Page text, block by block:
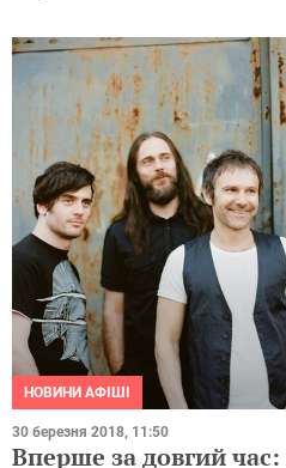
НОВИНИ АФІШІ
Вперше за довгий час: